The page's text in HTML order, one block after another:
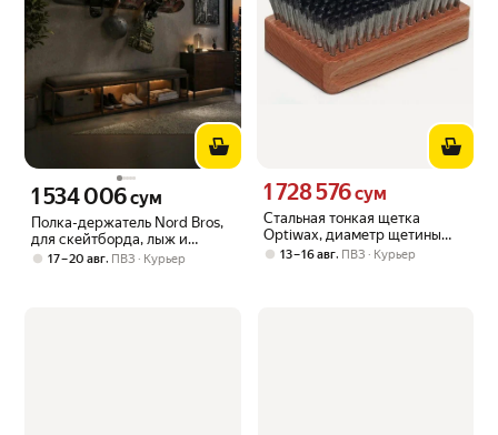
Полка-держатель Nord Bros,
для скейтборда, лыж и
сноуборда, настенная, дуб
Цена 1534006 сум вместо
1 534 006сум
17 – 20 авг, ПВЗ Курьер
Стальная тонкая щетка
Optiwax, диаметр щетины
0,1мм, для лыж и сноубордов
Цена 1728576 сум вместо
1 728 576сум
13 – 16 авг, ПВЗ Курьер